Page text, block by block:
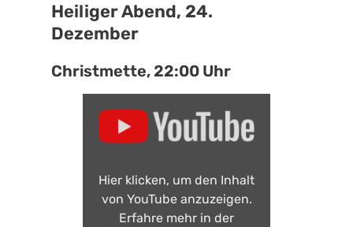
Heiliger Abend, 24.
Dezember
Christmette, 22:00 Uhr
Hier klicken, um den Inhalt
von YouTube anzuzeigen.
Erfahre mehr in der